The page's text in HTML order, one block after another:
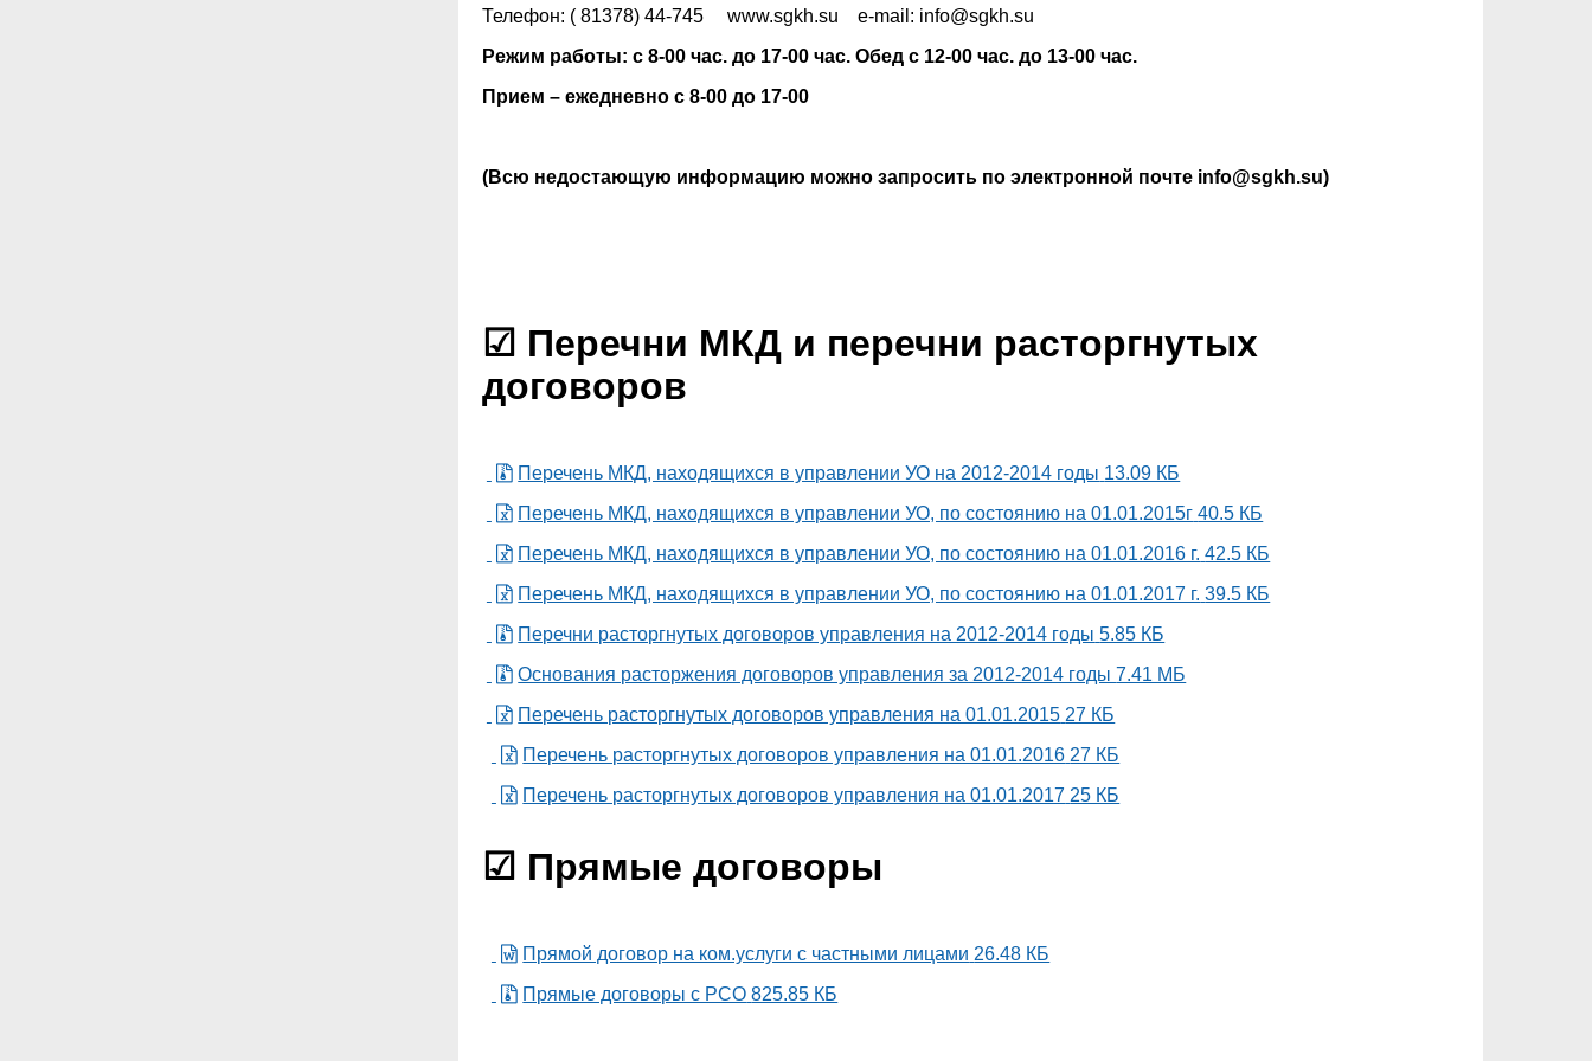
Телефон: ( 81378) 44-745 www.sgkh.su e-mail: info@sgkh.su
Режим работы: с 8-00 час. до 17-00 час. Обед с 12-00 час. до 13-00 час.
Прием – ежедневно с 8-00 до 17-00
(Всю недостающую информацию можно запросить по электронной почте info@sgkh.su)
☑ Перечни МКД и перечни расторгнутых
договоров
Перечень МКД, находящихся в управлении УО на 2012-2014 годы 13.09 КБ
Перечень МКД, находящихся в управлении УО, по состоянию на 01.01.2015г 40.5 КБ
Перечень МКД, находящихся в управлении УО, по состоянию на 01.01.2016 г. 42.5 КБ
Перечень МКД, находящихся в управлении УО, по состоянию на 01.01.2017 г. 39.5 КБ
Перечни расторгнутых договоров управления на 2012-2014 годы 5.85 КБ
Основания расторжения договоров управления за 2012-2014 годы7.41 МБ
Перечень расторгнутых договоров управления на 01.01.2015 27 КБ
Перечень расторгнутых договоров управления на 01.01.2016 27 КБ
Перечень расторгнутых договоров управления на 01.01.2017 25 КБ
☑ Прямые договоры
Прямой договор на ком.услуги с частными лицами 26.48 КБ
Прямые договоры с РСО 825.85 КБ